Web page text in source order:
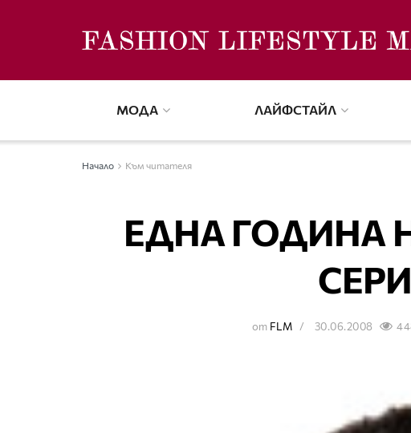
МОДА ЛАЙФСТАЙЛ
Начало Към читателя
ЕДНА ГОДИНА
от FLM 30.06.2008